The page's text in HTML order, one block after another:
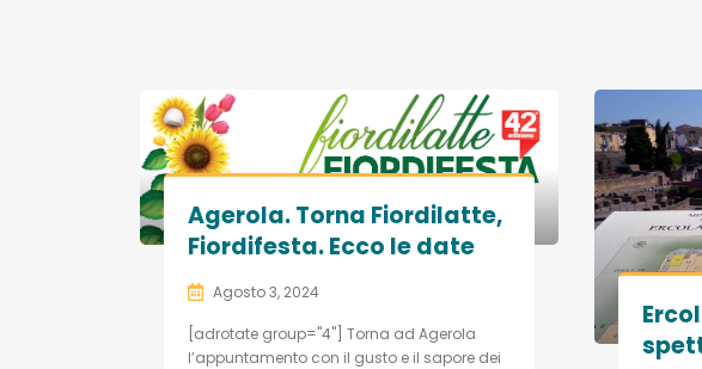
Agerola. Torna Fiordilatte,
Fiordifesta. Ecco le date
Agosto 3, 2024
[adrotate group="4"] Torna ad Agerola
l’appuntamento con il gusto e il sapore dei